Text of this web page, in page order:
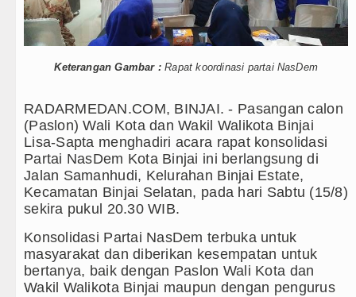
Video
Kesehatan
Siraman Rohani
Rico Waas : Kemerdekaan
Kurang dari 6 Jam, Polsek
Manchester City vs Atletico
Serapan Anggaran Terendah,
Gubernur Bobby Nasution
Kapolda Sumut Rombak
Wabup Deli Serdang Lantik 25
Ketua GRIB Jaya Labuhanbatu
Keterangan Gambar : Rapat koordinasi partai NasDem
RADARMEDAN.COM, BINJAI. - Pasangan calon
(Paslon) Wali Kota dan Wakil Walikota Binjai
Lisa-Sapta menghadiri acara rapat konsolidasi
Partai NasDem Kota Binjai ini berlangsung di
Jalan Samanhudi, Kelurahan Binjai Estate,
Kecamatan Binjai Selatan, pada hari Sabtu (15/8)
sekira pukul 20.30 WIB.
Konsolidasi Partai NasDem terbuka untuk
masyarakat dan diberikan kesempatan untuk
bertanya, baik dengan Paslon Wali Kota dan
Wakil Walikota Binjai maupun dengan pengurus